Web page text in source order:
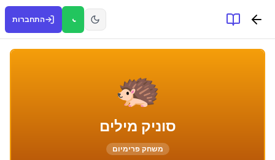
התחברות
🦔
סוניק מילים
משחק פרימיום